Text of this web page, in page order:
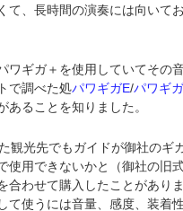
て、長時間の演奏には向いて
ワギガ＋を使用していてその
で調べた処パワギガE/パワギ
あることを知りました。
観光先でもガイドが御社のギ
使用できないかと（御社の旧
合わせて購入したことがあり
て使うには音量、感度、装着